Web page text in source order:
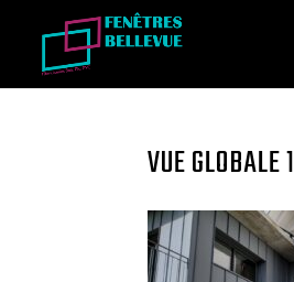
VUE GLOBALE 1